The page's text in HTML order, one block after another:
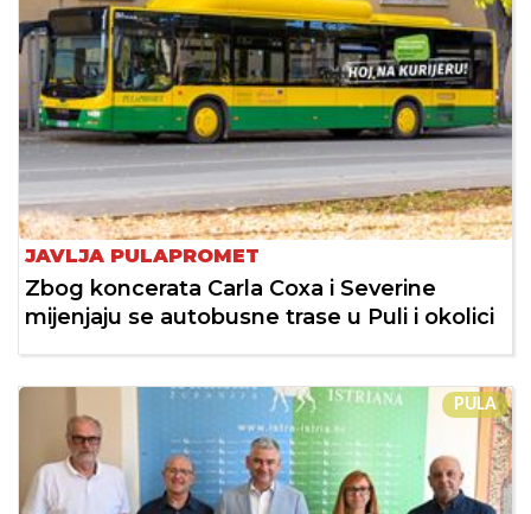
JAVLJA PULAPROMET
Zbog koncerata Carla Coxa i Severine
mijenjaju se autobusne trase u Puli i okolici
PULA